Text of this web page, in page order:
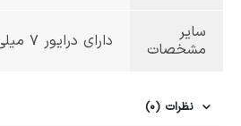
سایر
مشخصات
دارای درایور 7 میلی‌متری
نظرات (0)